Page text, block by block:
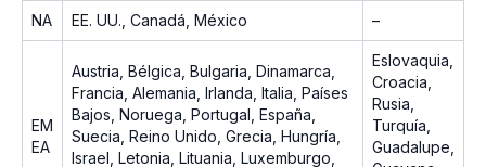
NA EE. UU., Canadá, México –
EM
EA
Austria, Bélgica, Bulgaria, Dinamarca,
Francia, Alemania, Irlanda, Italia, Países
Bajos, Noruega, Portugal, España,
Suecia, Reino Unido, Grecia, Hungría,
Israel, Letonia, Lituania, Luxemburgo,
Eslovaquia,
Croacia,
Rusia,
Turquía,
Guadalupe,